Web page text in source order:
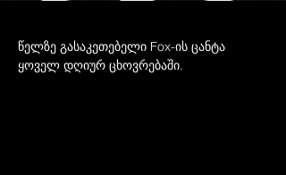
წელზე გასაკეთებელი Fox-ის ცანტა
ყოველ დღიურ ცხოვრებაში.